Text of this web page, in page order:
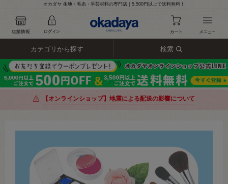
オカダヤ 生地・毛糸・手芸材料の専門店｜5,500円以上で送料無料！
カテゴリから探す 検索
【オンラインショップ】地震による配送の影響について